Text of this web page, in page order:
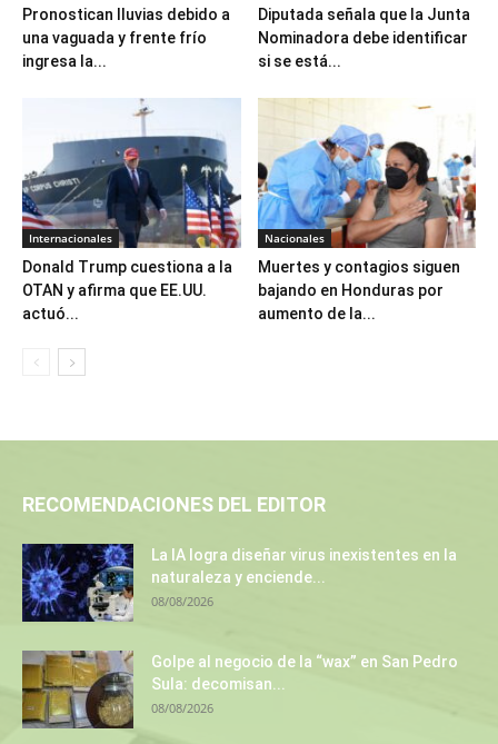
Pronostican lluvias debido a
una vaguada y frente frío
ingresa la...
Diputada señala que la Junta
Nominadora debe identificar
si se está...
Internacionales
Donald Trump cuestiona a la
OTAN y afirma que EE.UU.
actuó...
Nacionales
Muertes y contagios siguen
bajando en Honduras por
aumento de la...
RECOMENDACIONES DEL EDITOR
La IA logra diseñar virus inexistentes en la
naturaleza y enciende...
08/08/2026
Golpe al negocio de la “wax” en San Pedro
Sula: decomisan...
08/08/2026